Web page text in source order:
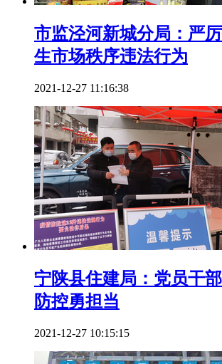
市监泾河新城分局：严
生市场秩序违法行为
2021-12-27 11:16:38
宁陕县住建局：党员干
防控勇担当
2021-12-27 10:15:15